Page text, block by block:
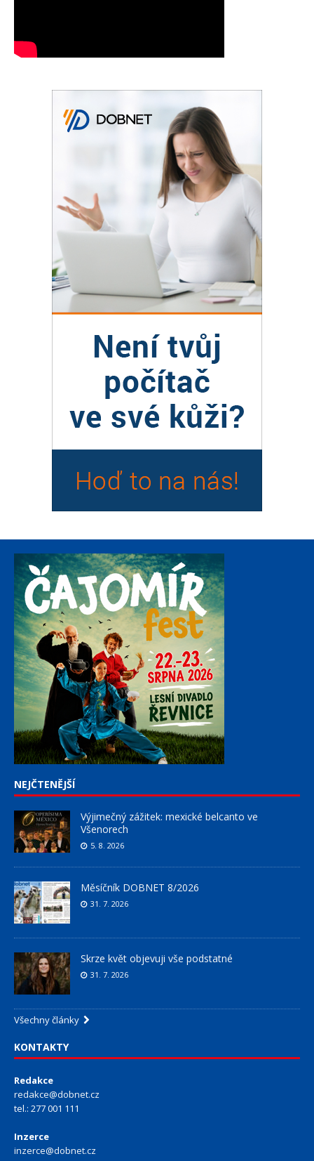
NEJČTENĚJŠÍ
Výjimečný zážitek: mexické belcanto ve
Všenorech
5. 8. 2026
Měsíčník DOBNET 8/2026
31. 7. 2026
Skrze květ objevuji vše podstatné
31. 7. 2026
Všechny články
KONTAKTY
Redakce
redakce@dobnet.cz
tel.: 277 001 111
Inzerce
inzerce@dobnet.cz